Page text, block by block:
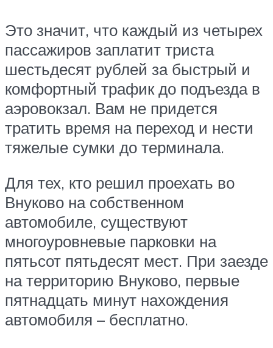
Это значит, что каждый из четырех
пассажиров заплатит триста
шестьдесят рублей за быстрый и
комфортный трафик до подъезда в
аэровокзал. Вам не придется
тратить время на переход и нести
тяжелые сумки до терминала.
Для тех, кто решил проехать во
Внуково на собственном
автомобиле, существуют
многоуровневые парковки на
пятьсот пятьдесят мест. При заезде
на территорию Внуково, первые
пятнадцать минут нахождения
автомобиля – бесплатно.